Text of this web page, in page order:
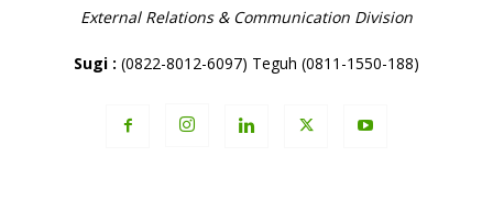
External Relations & Communication Division
Sugi : (0822-8012-6097) Teguh (0811-1550-188)